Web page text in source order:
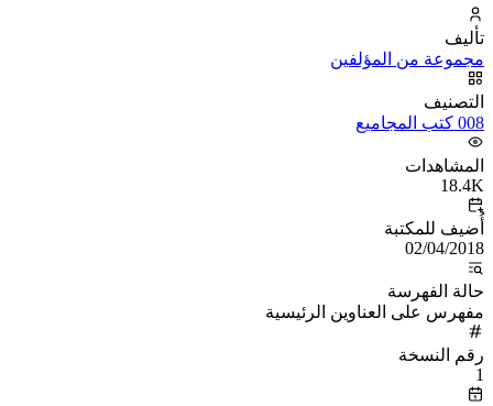
تأليف
مجموعة من المؤلفين
التصنيف
008 كتب المجاميع
المشاهدات
18.4K
أُضيف للمكتبة
02/04/2018
حالة الفهرسة
مفهرس على العناوين الرئيسية
رقم النسخة
1